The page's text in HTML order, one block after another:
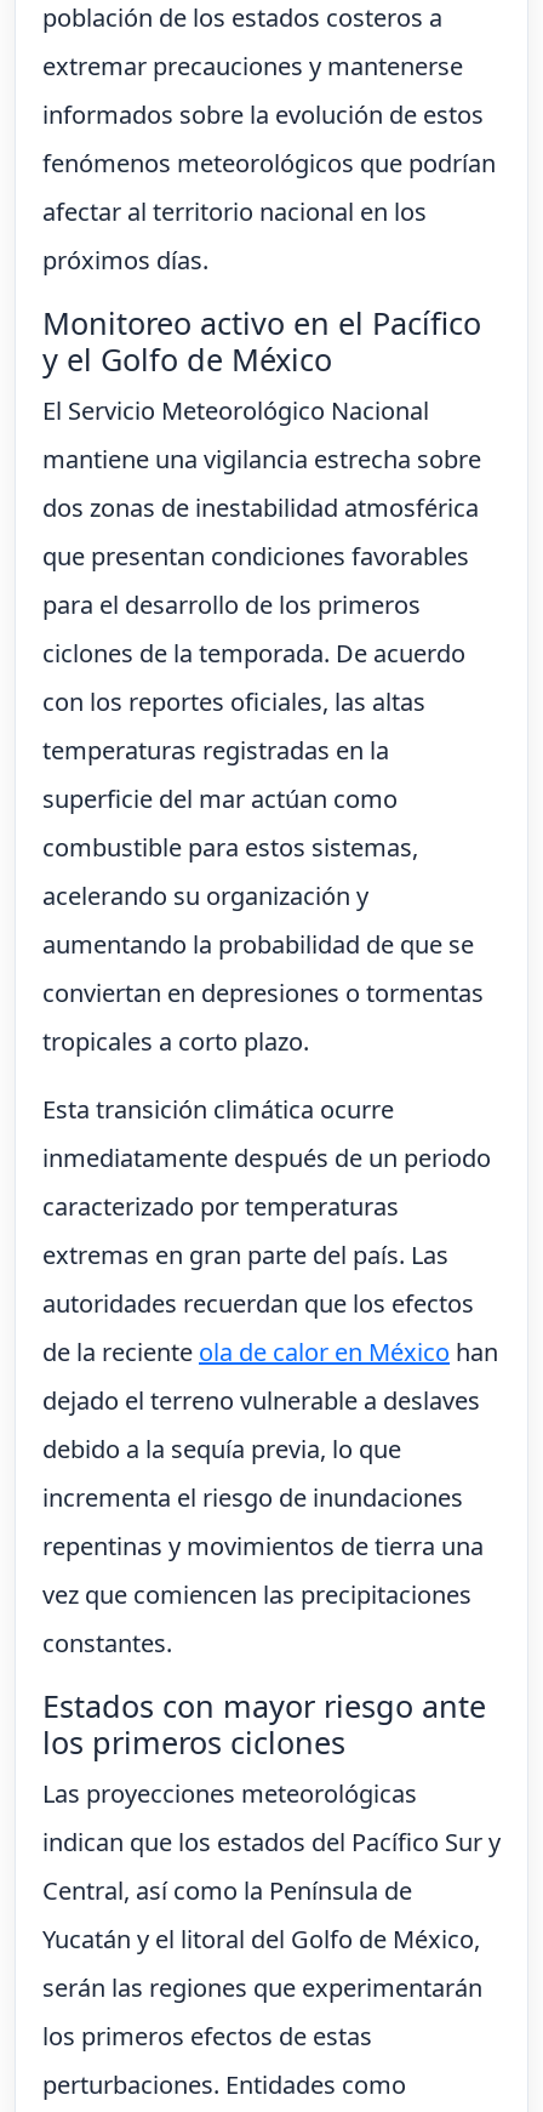
población de los estados costeros a
extremar precauciones y mantenerse
informados sobre la evolución de estos
fenómenos meteorológicos que podrían
afectar al territorio nacional en los
próximos días.
Monitoreo activo en el Pacífico
y el Golfo de México
El Servicio Meteorológico Nacional
mantiene una vigilancia estrecha sobre
dos zonas de inestabilidad atmosférica
que presentan condiciones favorables
para el desarrollo de los primeros
ciclones de la temporada. De acuerdo
con los reportes oficiales, las altas
temperaturas registradas en la
superficie del mar actúan como
combustible para estos sistemas,
acelerando su organización y
aumentando la probabilidad de que se
conviertan en depresiones o tormentas
tropicales a corto plazo.
Esta transición climática ocurre
inmediatamente después de un periodo
caracterizado por temperaturas
extremas en gran parte del país. Las
autoridades recuerdan que los efectos
de la reciente ola de calor en México han
dejado el terreno vulnerable a deslaves
debido a la sequía previa, lo que
incrementa el riesgo de inundaciones
repentinas y movimientos de tierra una
vez que comiencen las precipitaciones
constantes.
Estados con mayor riesgo ante
los primeros ciclones
Las proyecciones meteorológicas
indican que los estados del Pacífico Sur y
Central, así como la Península de
Yucatán y el litoral del Golfo de México,
serán las regiones que experimentarán
los primeros efectos de estas
perturbaciones. Entidades como